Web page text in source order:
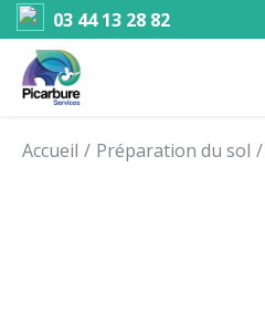
03 44 13 28 82
Accueil Préparation du sol